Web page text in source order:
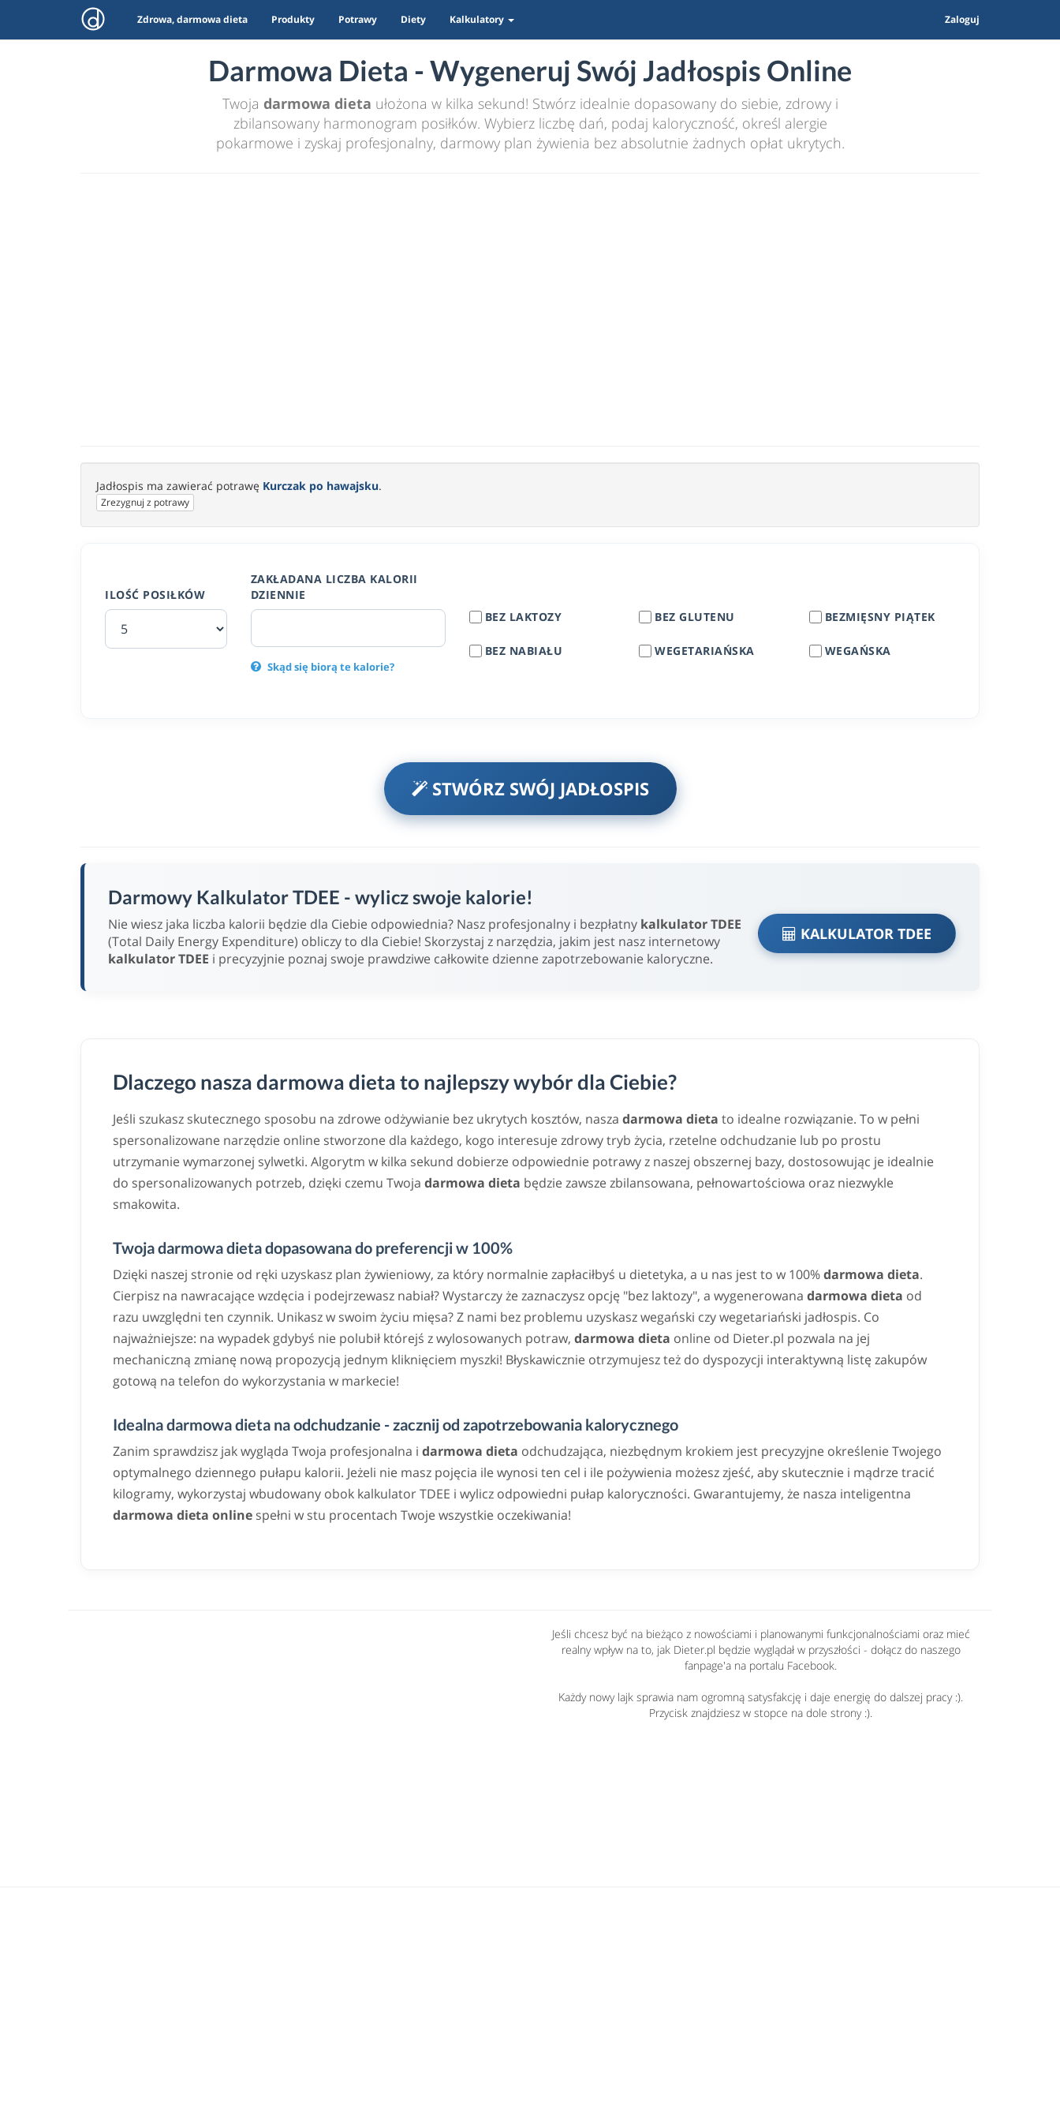
Zdrowa, darmowa dieta Produkty Potrawy Diety Kalkulatory Zaloguj
Darmowa Dieta - Wygeneruj Swój Jadłospis Online
Twoja darmowa dieta ułożona w kilka sekund! Stwórz idealnie dopasowany do siebie, zdrowy i
zbilansowany harmonogram posiłków. Wybierz liczbę dań, podaj kaloryczność, określ alergie
pokarmowe i zyskaj profesjonalny, darmowy plan żywienia bez absolutnie żadnych opłat ukrytych.
Jadłospis ma zawierać potrawę Kurczak po hawajsku.
Zrezygnuj z potrawy
ILOŚĆ POSIŁKÓW
ZAKŁADANA LICZBA KALORII
DZIENNIE
Skąd się biorą te kalorie?
BEZ LAKTOZY
BEZ NABIAŁU
BEZ GLUTENU
WEGETARIAŃSKA
BEZMIĘSNY PIĄTEK
WEGAŃSKA
STWÓRZ SWÓJ JADŁOSPIS
Darmowy Kalkulator TDEE - wylicz swoje kalorie!
Nie wiesz jaka liczba kalorii będzie dla Ciebie odpowiednia? Nasz profesjonalny i bezpłatny kalkulator TDEE
(Total Daily Energy Expenditure) obliczy to dla Ciebie! Skorzystaj z narzędzia, jakim jest nasz internetowy
kalkulator TDEE i precyzyjnie poznaj swoje prawdziwe całkowite dzienne zapotrzebowanie kaloryczne.
KALKULATOR TDEE
Dlaczego nasza darmowa dieta to najlepszy wybór dla Ciebie?
Jeśli szukasz skutecznego sposobu na zdrowe odżywianie bez ukrytych kosztów, nasza darmowa dieta to idealne rozwiązanie. To w pełni
spersonalizowane narzędzie online stworzone dla każdego, kogo interesuje zdrowy tryb życia, rzetelne odchudzanie lub po prostu
utrzymanie wymarzonej sylwetki. Algorytm w kilka sekund dobierze odpowiednie potrawy z naszej obszernej bazy, dostosowując je idealnie
do spersonalizowanych potrzeb, dzięki czemu Twoja darmowa dieta będzie zawsze zbilansowana, pełnowartościowa oraz niezwykle
smakowita.
Twoja darmowa dieta dopasowana do preferencji w 100%
Dzięki naszej stronie od ręki uzyskasz plan żywieniowy, za który normalnie zapłaciłbyś u dietetyka, a u nas jest to w 100%darmowa dieta.
Cierpisz na nawracające wzdęcia i podejrzewasz nabiał? Wystarczy że zaznaczysz opcję "bez laktozy", a wygenerowana darmowa dieta od
razu uwzględni ten czynnik. Unikasz w swoim życiu mięsa? Z nami bez problemu uzyskasz wegański czy wegetariański jadłospis. Co
najważniejsze: na wypadek gdybyś nie polubił którejś z wylosowanych potraw, darmowa dieta online od Dieter.pl pozwala na jej
mechaniczną zmianę nową propozycją jednym kliknięciem myszki! Błyskawicznie otrzymujesz też do dyspozycji interaktywną listę zakupów
gotową na telefon do wykorzystania w markecie!
Idealna darmowa dieta na odchudzanie - zacznij od zapotrzebowania kalorycznego
Zanim sprawdzisz jak wygląda Twoja profesjonalna i darmowa dieta odchudzająca, niezbędnym krokiem jest precyzyjne określenie Twojego
optymalnego dziennego pułapu kalorii. Jeżeli nie masz pojęcia ile wynosi ten cel i ile pożywienia możesz zjeść, aby skutecznie i mądrze tracić
kilogramy, wykorzystaj wbudowany obok kalkulator TDEE i wylicz odpowiedni pułap kaloryczności. Gwarantujemy, że nasza inteligentna
darmowa dieta online spełni w stu procentach Twoje wszystkie oczekiwania!
Jeśli chcesz być na bieżąco z nowościami i planowanymi funkcjonalnościami oraz mieć
realny wpływ na to, jak Dieter.pl będzie wyglądał w przyszłości - dołącz do naszego
fanpage'a na portalu Facebook.
Każdy nowy lajk sprawia nam ogromną satysfakcję i daje energię do dalszej pracy :).
Przycisk znajdziesz w stopce na dole strony :).